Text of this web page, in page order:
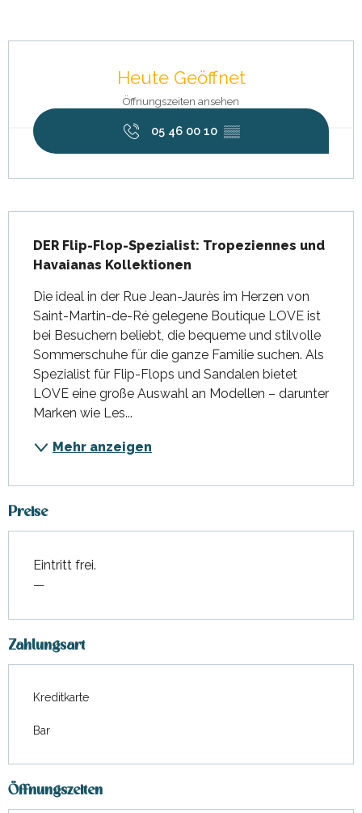
Heute Geöffnet
Öffnungszeiten ansehen
05 46 00 10 ▒▒
DER Flip-Flop-Spezialist: Tropeziennes und
Havaianas Kollektionen
Die ideal in der Rue Jean-Jaurès im Herzen von
Saint-Martin-de-Ré gelegene Boutique LOVE ist
bei Besuchern beliebt, die bequeme und stilvolle
Sommerschuhe für die ganze Familie suchen. Als
Spezialist für Flip-Flops und Sandalen bietet
LOVE eine große Auswahl an Modellen – darunter
Marken wie Les...
Mehr anzeigen
Preise
Eintritt frei.
—
Zahlungsart
Kreditkarte
Bar
Öffnungszeiten